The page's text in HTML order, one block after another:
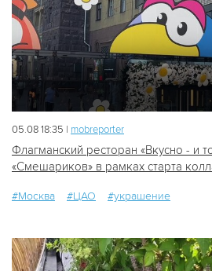
05.08 18:35 | mobreporter
Флагманский ресторан «Вкусно - и
«Смешариков» в рамках старта
#Москва #ЦАО #украшение